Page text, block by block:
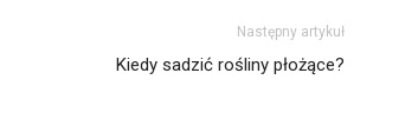
Następny artykuł
Kiedy sadzić rośliny płożące?